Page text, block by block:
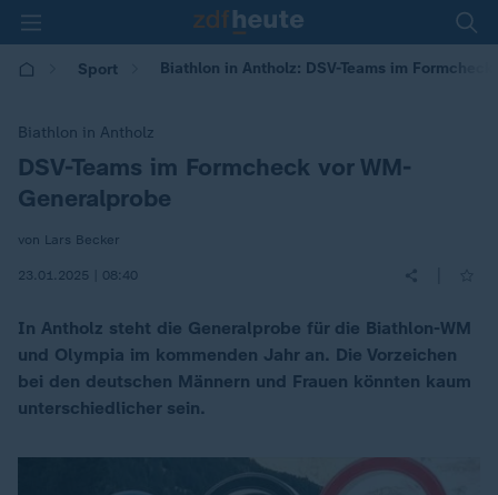
Sport Biathlon in Antholz: DSV-Teams im Formcheck
Biathlon in Antholz
:DSV-Teams im Formcheck vor WM-
Generalprobe
von Lars Becker
23.01.2025 | 08:40
In Antholz steht die Generalprobe für die Biathlon-WM
und Olympia im kommenden Jahr an. Die Vorzeichen
bei den deutschen Männern und Frauen könnten kaum
unterschiedlicher sein.